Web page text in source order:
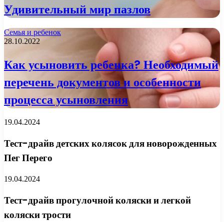
Удивительный мир пазлов
Семья и ребенок
28.10.2022
Как усыновить ребенка? Необходимый
перечень документов и особенности
процесса усыновления
19.04.2024
Тест-драйв детских колясок для новорожденных
Пег Перего
19.04.2024
Тест-драйв прогулочной коляски и легкой
коляски трости